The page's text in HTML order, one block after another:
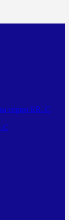
серии ER..C